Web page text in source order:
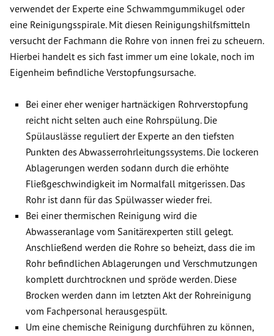
verwendet der Experte eine Schwammgummikugel oder
eine Reinigungsspirale. Mit diesen Reinigungshilfsmitteln
versucht der Fachmann die Rohre von innen frei zu scheuern.
Hierbei handelt es sich fast immer um eine lokale, noch im
Eigenheim befindliche Verstopfungsursache.
Bei einer eher weniger hartnäckigen Rohrverstopfung
reicht nicht selten auch eine Rohrspülung. Die
Spülauslässe reguliert der Experte an den tiefsten
Punkten des Abwasserrohrleitungssystems. Die lockeren
Ablagerungen werden sodann durch die erhöhte
Fließgeschwindigkeit im Normalfall mitgerissen. Das
Rohr ist dann für das Spülwasser wieder frei.
Bei einer thermischen Reinigung wird die
Abwasseranlage vom Sanitärexperten still gelegt.
Anschließend werden die Rohre so beheizt, dass die im
Rohr befindlichen Ablagerungen und Verschmutzungen
komplett durchtrocknen und spröde werden. Diese
Brocken werden dann im letzten Akt der Rohreinigung
vom Fachpersonal herausgespült.
Um eine chemische Reinigung durchführen zu können,